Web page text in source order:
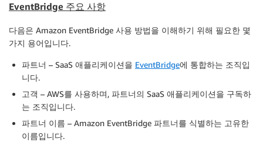
EventBridge 주요 사항
다음은 Amazon EventBridge 사용 방법을 이해하기 위해 필요한 몇
가지 용어입니다.
파트너 – SaaS 애플리케이션을 EventBridge에 통합하는 조직입
니다.
고객 – AWS를 사용하며, 파트너의 SaaS 애플리케이션을 구독하
는 조직입니다.
파트너 이름 – Amazon EventBridge 파트너를 식별하는 고유한
이름입니다.